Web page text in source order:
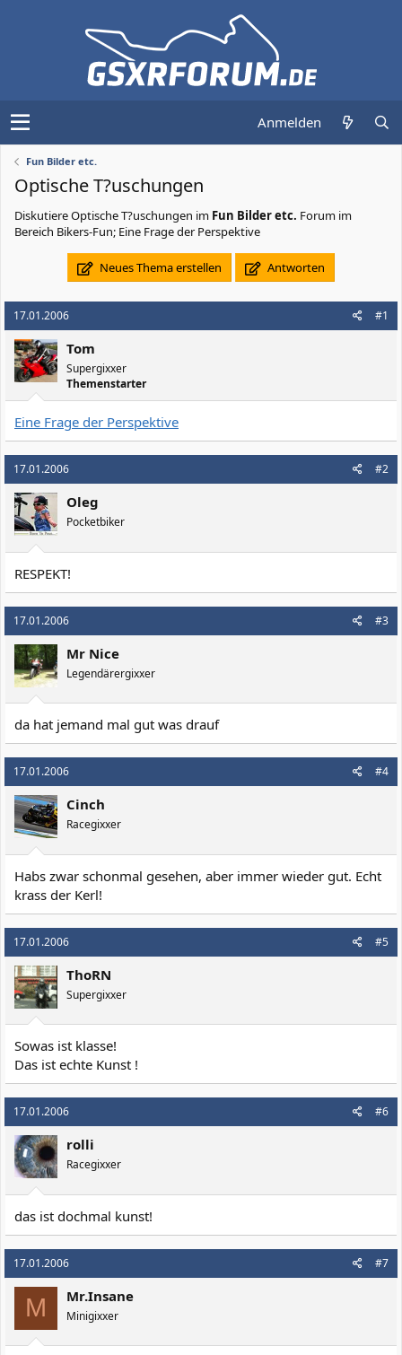
Anmelden
Fun Bilder etc.
Optische T?uschungen
DiskutiereOptische T?uschungen im Fun Bilder etc. Forum im
Bereich Bikers-Fun; Eine Frage der Perspektive
Neues Thema erstellen Antworten
17.01.2006 #1
Tom
Supergixxer
Themenstarter
Eine Frage der Perspektive
17.01.2006 #2
Oleg
Pocketbiker
RESPEKT!
17.01.2006 #3
Mr Nice
Legendärergixxer
da hat jemand mal gut was drauf
17.01.2006 #4
Cinch
Racegixxer
Habs zwar schonmal gesehen, aber immer wieder gut. Echt
krass der Kerl!
17.01.2006 #5
ThoRN
Supergixxer
Sowas ist klasse!
Das ist echte Kunst !
17.01.2006 #6
rolli
Racegixxer
das ist dochmal kunst!
17.01.2006 #7
M Mr.Insane
Minigixxer